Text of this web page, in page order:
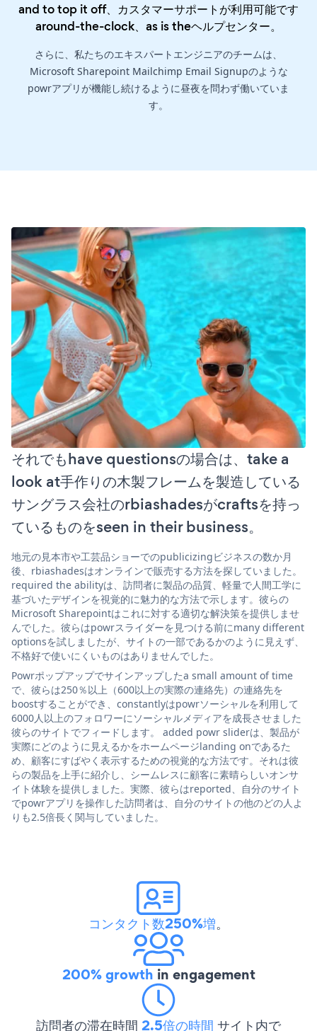
and to top it off、カスタマーサポートが利用可能です
around-the-clock、as is theヘルプセンター。
さらに、私たちのエキスパートエンジニアのチームは、
Microsoft Sharepoint Mailchimp Email Signupのような
powrアプリが機能し続けるように昼夜を問わず働いていま
す。
それでもhave questionsの場合は、take a
look at手作りの木製フレームを製造している
サングラス会社のrbiashadesがcraftsを持っ
ているものをseen in their business。
地元の見本市や工芸品ショーでのpublicizingビジネスの数か月
後、rbiashadesはオンラインで販売する方法を探していました。
required the abilityは、訪問者に製品の品質、軽量で人間工学に
基づいたデザインを視覚的に魅力的な方法で示します。彼らの
Microsoft Sharepointはこれに対する適切な解決策を提供しませ
んでした。彼らはpowrスライダーを見つける前にmany different
optionsを試しましたが、サイトの一部であるかのように見えず、
不格好で使いにくいものはありませんでした。
Powrポップアップでサインアップしたa small amount of time
で、彼らは250％以上（600以上の実際の連絡先）の連絡先を
boostすることができ、constantlyはpowrソーシャルを利用して
6000人以上のフォロワーにソーシャルメディアを成長させました
彼らのサイトでフィードします。 added powr sliderは、製品が
実際にどのように見えるかをホームページlanding onであるた
め、顧客にすばやく表示するための視覚的な方法です。それは彼
らの製品を上手に紹介し、シームレスに顧客に素晴らしいオンサ
イト体験を提供しました。実際、彼らはreported、自分のサイト
でpowrアプリを操作した訪問者は、自分のサイトの他のどの人よ
りも2.5倍長く関与していました。
コンタクト数250%増。
200% growth in engagement
訪問者の滞在時間 2.5倍の時間 サイト内で